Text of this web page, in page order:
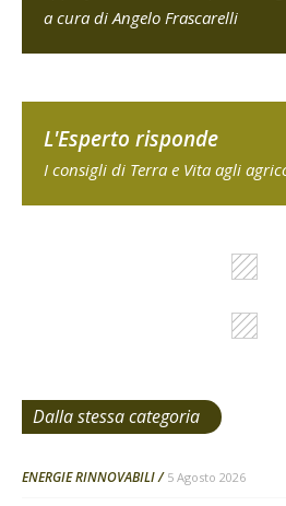
a cura di Angelo Frascarelli
L'Esperto risponde
I consigli di Terra e Vita agli
Dalla stessa categoria
ENERGIE RINNOVABILI 5 Agosto 2026